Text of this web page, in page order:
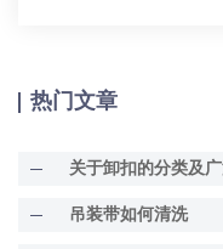
热门文章
关于卸扣的分类及
吊装带如何清洗